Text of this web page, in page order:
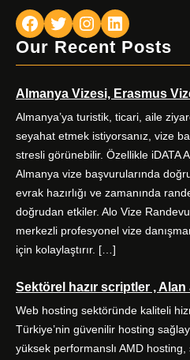
Facebook Twitter Instagram LinkedIn
Our Recent Posts
Almanya Vizesi, Erasmus
Almanya’ya turistik, ticari, aile
seyahat etmek istiyorsanız, vize
stresli görünebilir. Özellikle iDATA
Almanya vize başvurularında
evrak hazırlığı ve zamanında
doğrudan etkiler. Alo Vize
merkezli profesyonel vize
için kolaylaştırır. […]
Sektörel hazır scriptler , Alan
Web hosting sektöründe kaliteli
Türkiye’nin güvenilir hosting
yüksek performanslı AMD